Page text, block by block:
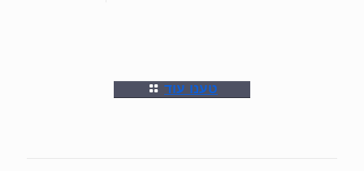
טענו עוד